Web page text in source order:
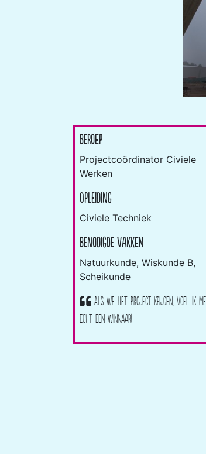
Beroep
Projectcoördinator Civiele
Werken
Opleiding
Civiele Techniek
Benodigde vakken
Natuurkunde, Wiskunde B,
Scheikunde
Als we het project krijgen, voel ik me
echt een winnaar!